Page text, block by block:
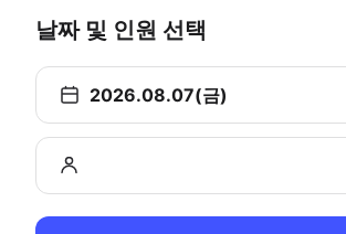
날짜 및 인원 선택
2026.08.07(금)